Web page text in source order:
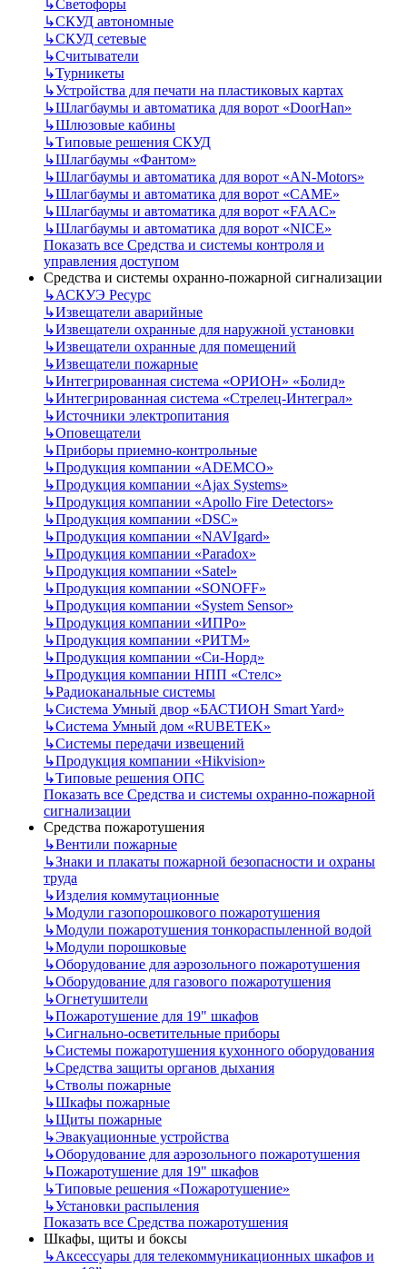
↳Светофоры
↳СКУД автономные
↳СКУД сетевые
↳Считыватели
↳Турникеты
↳Устройства для печати на пластиковых картах
↳Шлагбаумы и автоматика для ворот «DoorHan»
↳Шлюзовые кабины
↳Типовые решения СКУД
↳Шлагбаумы «Фантом»
↳Шлагбаумы и автоматика для ворот «AN-Motors»
↳Шлагбаумы и автоматика для ворот «CAME»
↳Шлагбаумы и автоматика для ворот «FAAC»
↳Шлагбаумы и автоматика для ворот «NICE»
Показать все Средства и системы контроля и
управления доступом
Средства и системы охранно-пожарной сигнализации
↳АСКУЭ Ресурс
↳Извещатели аварийные
↳Извещатели охранные для наружной установки
↳Извещатели охранные для помещений
↳Извещатели пожарные
↳Интегрированная система «ОРИОН» «Болид»
↳Интегрированная система «Стрелец-Интеграл»
↳Источники электропитания
↳Оповещатели
↳Приборы приемно-контрольные
↳Продукция компании «ADEMCO»
↳Продукция компании «Ajax Systems»
↳Продукция компании «Apollo Fire Detectors»
↳Продукция компании «DSC»
↳Продукция компании «NAVIgard»
↳Продукция компании «Paradox»
↳Продукция компании «Satel»
↳Продукция компании «SONOFF»
↳Продукция компании «System Sensor»
↳Продукция компании «ИПРо»
↳Продукция компании «РИТМ»
↳Продукция компании «Си-Норд»
↳Продукция компании НПП «Стелс»
↳Радиоканальные системы
↳Система Умный двор «БАСТИОН Smart Yard»
↳Система Умный дом «RUBETEK»
↳Системы передачи извещений
↳Продукция компании «Hikvision»
↳Типовые решения ОПС
Показать все Средства и системы охранно-пожарной
сигнализации
Средства пожаротушения
↳Вентили пожарные
↳Знаки и плакаты пожарной безопасности и охраны
труда
↳Изделия коммутационные
↳Модули газопорошкового пожаротушения
↳Модули пожаротушения тонкораспыленной водой
↳Модули порошковые
↳Оборудование для аэрозольного пожаротушения
↳Оборудование для газового пожаротушения
↳Огнетушители
↳Пожаротушение для 19" шкафов
↳Сигнально-осветительные приборы
↳Системы пожаротушения кухонного оборудования
↳Средства защиты органов дыхания
↳Стволы пожарные
↳Шкафы пожарные
↳Щиты пожарные
↳Эвакуационные устройства
↳Оборудование для аэрозольного пожаротушения
↳Пожаротушение для 19" шкафов
↳Типовые решения «Пожаротушение»
↳Установки распыления
Показать все Средства пожаротушения
Шкафы, щиты и боксы
↳Аксессуары для телекоммуникационных шкафов и